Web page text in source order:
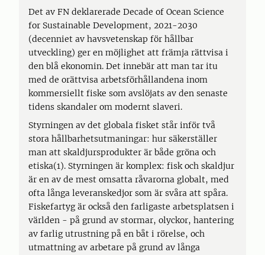
Det av FN deklarerade Decade of Ocean Science
for Sustainable Development, 2021-2030
(decenniet av havsvetenskap för hållbar
utveckling) ger en möjlighet att främja rättvisa i
den blå ekonomin. Det innebär att man tar itu
med de orättvisa arbetsförhållandena inom
kommersiellt fiske som avslöjats av den senaste
tidens skandaler om modernt slaveri.
Styrningen av det globala fisket står inför två
stora hållbarhetsutmaningar: hur säkerställer
man att skaldjursprodukter är både gröna och
etiska(1). Styrningen är komplex: fisk och skaldjur
är en av de mest omsatta råvarorna globalt, med
ofta långa leveranskedjor som är svåra att spåra.
Fiskefartyg är också den farligaste arbetsplatsen i
världen - på grund av stormar, olyckor, hantering
av farlig utrustning på en båt i rörelse, och
utmattning av arbetare på grund av långa